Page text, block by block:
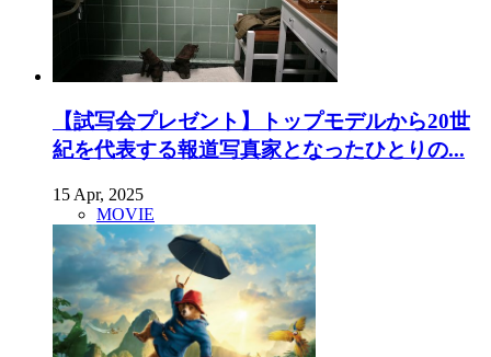
【試写会プレゼント】トップモデルから20世
紀を代表する報道写真家となったひとりの...
15 Apr, 2025
MOVIE